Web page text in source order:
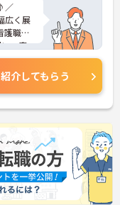
／
広く展
護職と
、安
「チー
、未
す。日
がら働
ったり
ます。
すい
紹介してもらう